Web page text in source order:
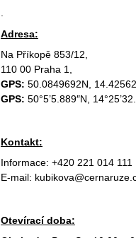
Adresa:
Na Příkopě 853/12,
110 00 Praha 1,
GPS: 50.0849692N,
GPS: 50°5’5.889″N,
Kontakt:
Informace: +420 221 014 111
E-mail:
Otevírací doba: